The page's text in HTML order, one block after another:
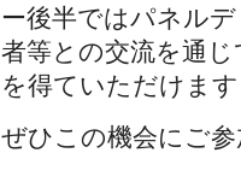
ー後半ではパネル
者等との交流を通
を得ていただけま
ぜひこの機会にご